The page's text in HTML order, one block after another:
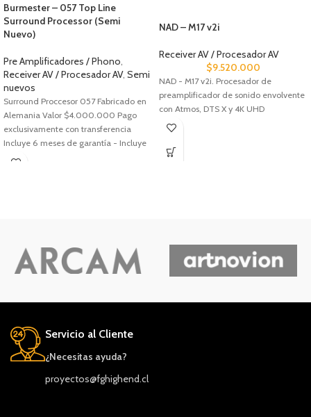
Burmester – 057 Top Line
Surround Processor (Semi
Nuevo)
Pre Amplificadores / Phono,
Receiver AV / Procesador AV, Semi
nuevos
Surround Proccesor 057 Fabricado en
Alemania Valor $4.000.000 Pago
exclusivamente con transferencia
Incluye 6 meses de garantía - Incluye
caja y accesorios -
NAD – M17 v2i
Receiver AV / Procesador AV
$9.520.000
NAD - M17 v2i. Procesador de
preamplificador de sonido envolvente
con Atmos, DTS X y 4K UHD
Servicio al Cliente
¿Necesitas ayuda?
proyectos@fghighend.cl